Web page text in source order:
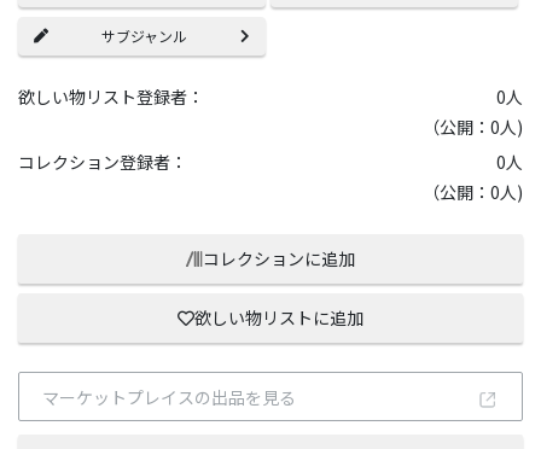
サブジャンル
欲しい物リスト登録者： 0人
（公開：0人)
コレクション登録者：
0人
（公開：0人)
コレクションに追加
欲しい物リストに追加
マーケットプレイスの出品を見る